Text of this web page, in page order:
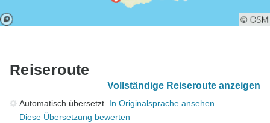
Reiseroute
Vollständige Reiseroute anzeigen
Automatisch übersetzt. In Originalsprache ansehen
Diese Übersetzung bewerten